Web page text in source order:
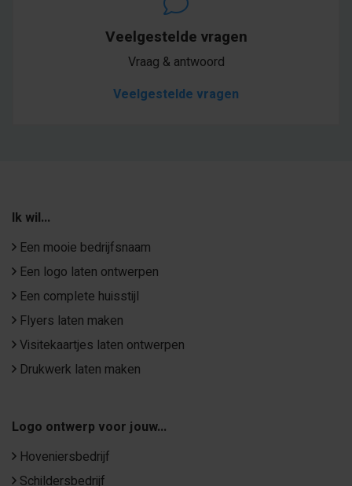
Veelgestelde vragen
Vraag & antwoord
Veelgestelde vragen
Ik wil...
Een mooie bedrijfsnaam
Een logo laten ontwerpen
Een complete huisstijl
Flyers laten maken
Visitekaartjes laten ontwerpen
Drukwerk laten maken
Logo ontwerp voor jouw...
Hoveniersbedrijf
Schildersbedrijf